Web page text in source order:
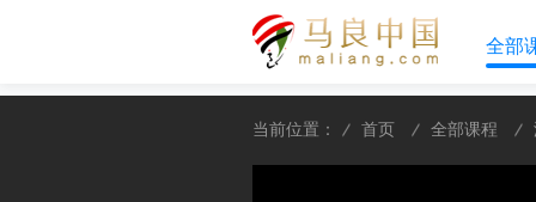
全部
当前位置： 首页 全部课程